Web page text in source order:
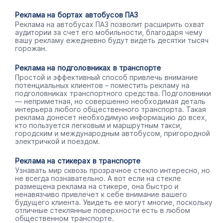
Реклама на бортах автобусов ПАЗ
Реклама на автобусах ПАЗ позволит расширить охват
аудитории за счет его мобильности, благодаря чему
вашу рекламу ежедневно будут видеть десятки тысяч
горожан.
Реклама на подголовниках в транспорте
Простой и эффективный способ привлечь внимание
потенциальных клиентов – поместить рекламу на
подголовниках транспортного средства. Подголовники
— неприметная, но совершенно необходимая деталь
интерьера любого общественного транспорта. Такая
реклама донесет необходимую информацию до всех,
кто пользуется легковым и маршрутным такси,
городским и международным автобусом, пригородной
электричкой и поездом.
Реклама на стикерах в транспорте
Узнавать мир сквозь прозрачное стекло интересно, но
не всегда познавательно. А вот если на стекле
размещена реклама на стикере, она быстро и
ненавязчиво привлечет к себе внимание вашего
будущего клиента. Увидеть ее могут многие, поскольку
отличные стеклянные поверхности есть в любом
общественном транспорте.